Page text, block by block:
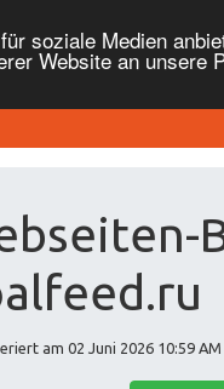
soziale Medien
Website an unsere
am 02 Juni 2026 10:59 AM